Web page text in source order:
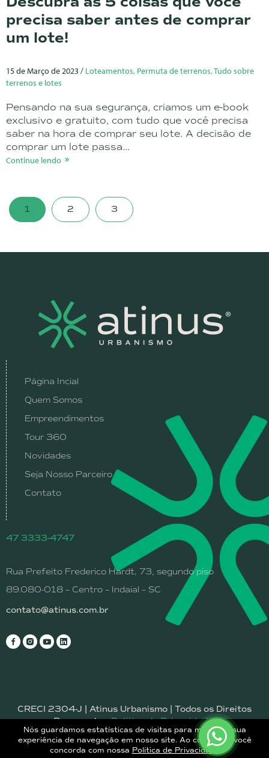
precisa saber antes de comprar
um lote!
15 de Março de 2023 / Loteamentos, Permuta de terrenos, Tudo sobre
terrenos e lotes
Pensando na sua segurança, criamos um e-book
exclusivo e gratuito, com tudo que você precisa
saber na hora de comprar seu lote. A decisão de
comprar um lote passa...
Continue lendo
1 2 3
Página Incial
Quem Somos
Empreendimentos
Tour 360
Novidades
Seja Nosso Parceiro
Contato
47 3333-4747
Rua Prefeito Frederico Hardt, 73, segundo piso
89.080-018 – Centro – Indaial – SC
contato@atinus.com.br
CRECI 2304-J | Atinus Urbanismo | Todos os Direitos
Reservados.Política de Privacidade.
Nós guardamos estatísticas de visitas para melhorar sua
experiência de navegação em nosso site. Ao continuar, você
concorda com nossa Política de Privacidade